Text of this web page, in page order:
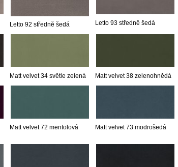
Letto 92 středně šedá Letto 93 středně šedá
Matt velvet 34 světle zelená Matt velvet 38 zelenohnědá
Matt velvet 72 mentolová Matt velvet 73 modrošedá